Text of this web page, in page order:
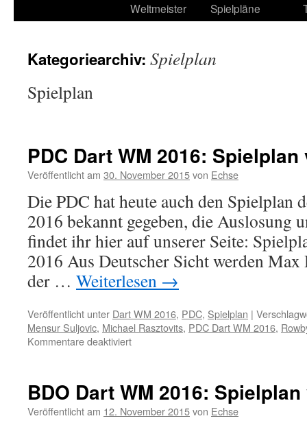
Weltmeister
Spielpläne
Kategoriearchiv: Spielplan
Spielplan
PDC Dart WM 2016:
Veröffentlicht am 30. November 2015von Echse
Die PDC hat heute auch den Spielplan
2016 bekannt gegeben, die Auslosung
findet ihr hier auf unserer Seite:
2016 Aus Deutscher Sicht werden
der … Weiterlesen →
Veröffentlicht unter Dart WM 2016, PDC, Spielplan |
Mensur Suljovic, Michael Rasztovits, PDC Dart WM 2016,
Kommentare deaktiviertfür
2016:
Spielplan
BDO Dart WM 2016:
Veröffentlicht am 12. November 2015von Echse